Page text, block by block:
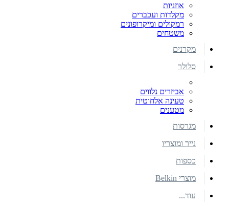
אוזניות
מקלדות ועכברים
רמקולים ומיקרופונים
משטחים
מקרנים
סלולר
אביזרים נלווים
טעינה אלחוטית
מטענים
מגרסות
נייר ומוצריו
כספות
מוצרי Belkin
עוד...